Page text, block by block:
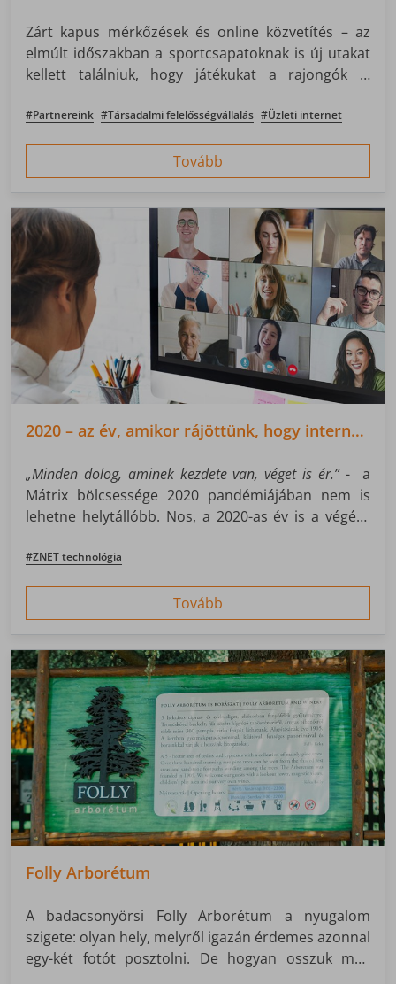
Zárt kapus mérkőzések és online közvetítés – az
elmúlt időszakban a sportcsapatoknak is új utakat
kellett találniuk, hogy játékukat a rajongók is
a szigorítások előtt lezárult, az új szezonra a DVSC
#Partnereink #Társadalmi felelősségvállalás #Üzleti internet
Tovább
2020 – az év, amikor rájöttünk, hogy internet
„Minden dolog, aminek kezdete van, véget is ér.”- a
Mátrix bölcsessége 2020 pandémiájában nem is
lehetne helytállóbb. Nos, a 2020-as év is a végére
tanulságait: az internet nélkül már tényleg megállna
#ZNET technológia
Tovább
Folly Arborétum
A badacsonyörsi Folly Arborétum a nyugalom
szigete: olyan hely, melyről igazán érdemes azonnal
egy-két fotót posztolni. De hogyan osszuk meg